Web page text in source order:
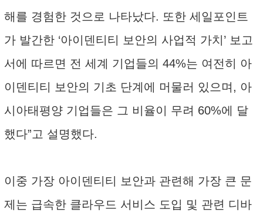
해를 경험한 것으로 나타났다. 또한 세일포인트
가 발간한 ‘아이덴티티 보안의 사업적 가치’ 보고
서에 따르면 전 세계 기업들의 44%는 여전히 아
이덴티티 보안의 기초 단계에 머물러 있으며, 아
시아태평양 기업들은 그 비율이 무려 60%에 달
했다”고 설명했다.
이중 가장 아이덴티티 보안과 관련해 가장 큰 문
제는 급속한 클라우드 서비스 도입 및 관련 디바